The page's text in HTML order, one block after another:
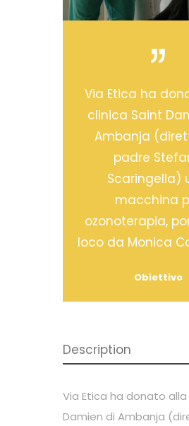
Via Etica ha
clinica Saint
Ambanja
padre
Scaringella)
macchina
ozonoterapia,
loco da Monica
Obiettivo
Description
Via Etica ha donato
Damien di Ambanja